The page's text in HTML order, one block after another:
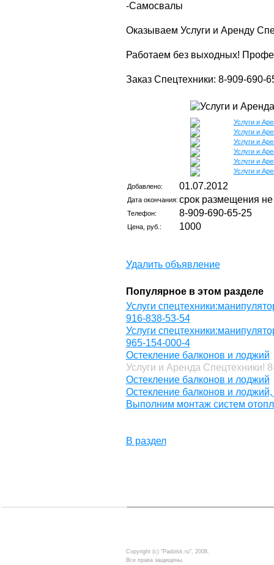
-Самосвалы
Оказываем Услуги и Аренду
Работаем без выходных!
Заказ Спецтехники: 8-909-690-
Добавлено: 01.07.2012
Дата окончания: срок размещения не
Телефон: 8-909-690-65-25
Цена, руб.: 1000
Удалить объявление
Популярное в этом разделе
Услуги
916-838-53-54
Услуги
965-154-000-4
Остекление балконов и лоджий
Услуги и Аренда Спецтехники!
Остекление балконов и лоджий
Остекление балконов и лоджий,
Выполним монтаж систем
В раздел
Copyright (c) "Padolsk.ru", 2008.
Все права защищены.